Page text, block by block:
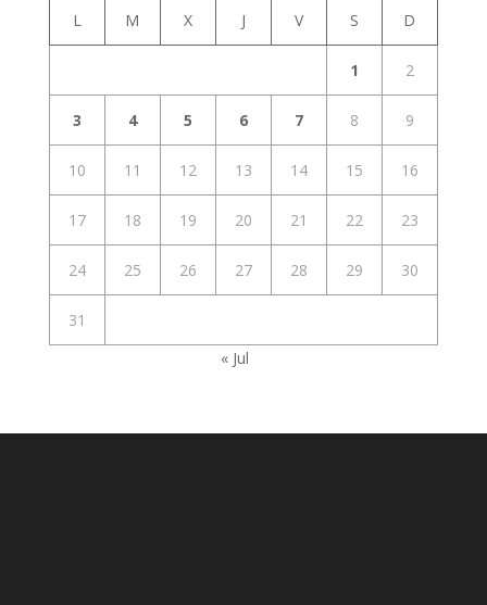
L M X J V S D
1 2
3 4 5 6 7 8 9
10 11 12 13 14 15 16
17 18 19 20 21 22 23
24 25 26 27 28 29 30
31
« Jul